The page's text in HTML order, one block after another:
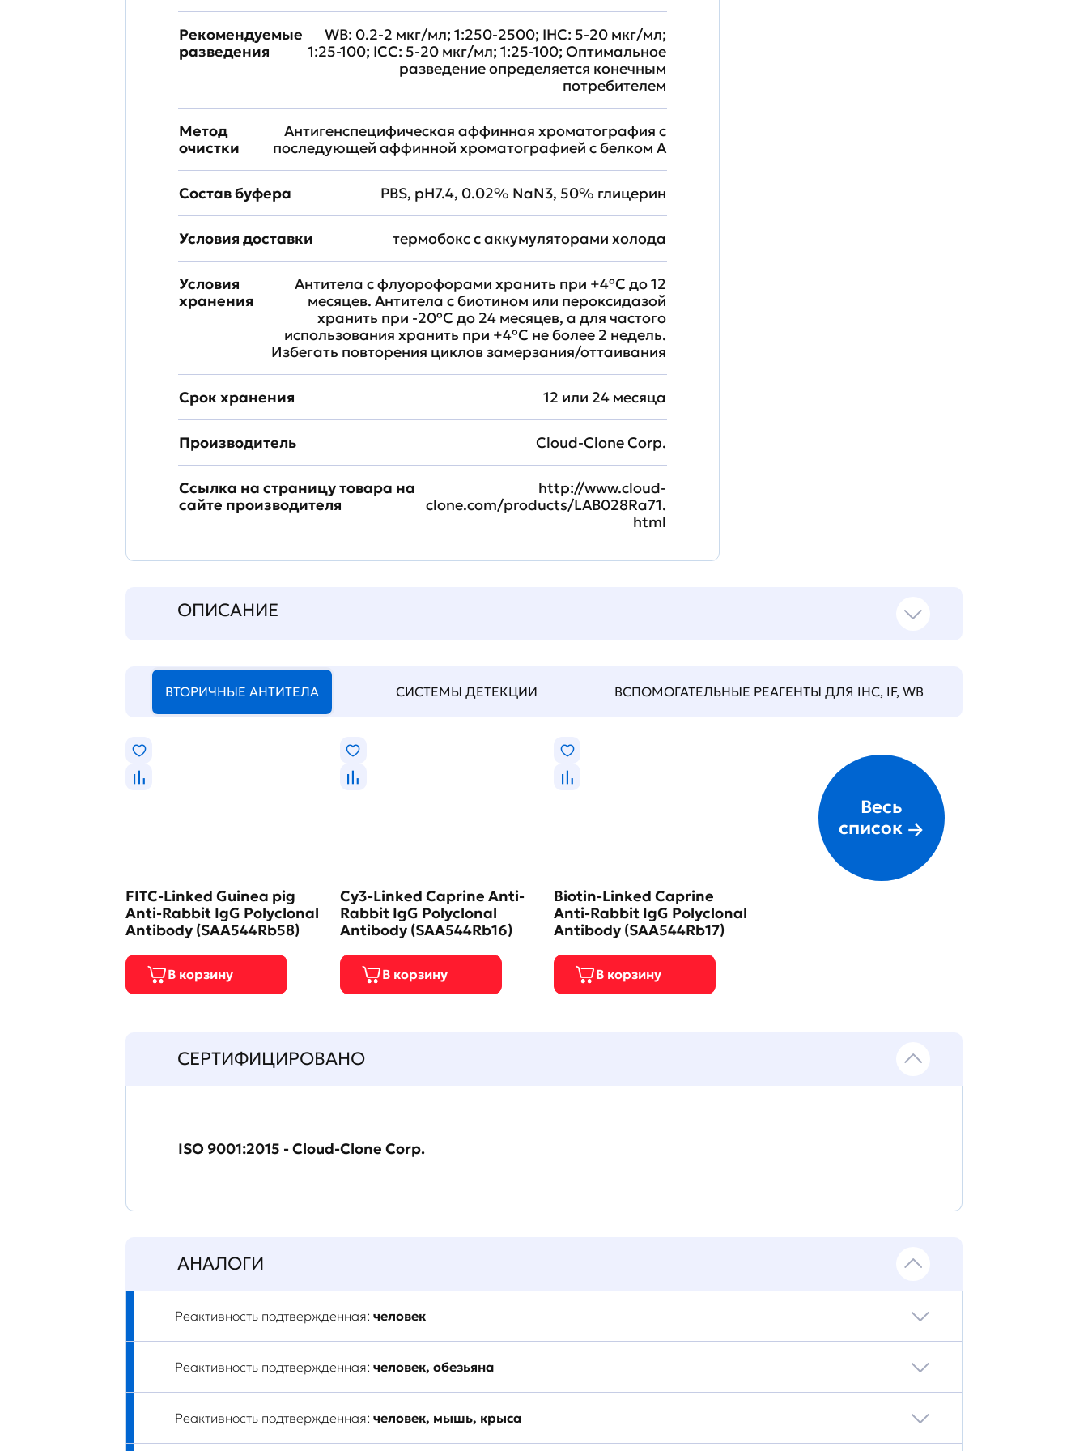
Рекомендуемые
разведения
WB: 0.2-2 мкг/мл; 1:250-2500; IHC: 5-20 мкг/мл;
1:25-100; ICC: 5-20 мкг/мл; 1:25-100; Оптимальное
разведение определяется конечным
потребителем
Метод
очистки
Антигенспецифическая аффинная хроматография с
последующей аффинной хроматографией с белком А
Состав буфера PBS, pH7.4, 0.02% NaN3, 50% глицерин
Условия доставки термобокс с аккумуляторами холода
Условия
хранения
Антитела с флуорофорами хранить при +4ºС до 12
месяцев. Антитела с биотином или пероксидазой
хранить при -20ºС до 24 месяцев, а для частого
использования хранить при +4ºС не более 2 недель.
Избегать повторения циклов замерзания/оттаивания
Срок хранения 12 или 24 месяца
Производитель Cloud-Clone Corp.
Ссылка на страницу товара на
сайте производителя
http://www.cloud-
clone.com/products/LAB028Ra71.
html
ОПИСАНИЕ
ВТОРИЧНЫЕ АНТИТЕЛА СИСТЕМЫ ДЕТЕКЦИИ ВСПОМОГАТЕЛЬНЫЕ РЕАГЕНТЫ ДЛЯ IHC, IF, WB
FITC-Linked Guinea pig
Anti-Rabbit IgG Polyclonal
Antibody (SAA544Rb58)
Cy3-Linked Caprine Anti-
Rabbit IgG Polyclonal
Antibody (SAA544Rb16)
Biotin-Linked Caprine
Anti-Rabbit IgG Polyclonal
Antibody (SAA544Rb17)
Весь
список
СЕРТИФИЦИРОВАНО
ISO 9001:2015 - Cloud-Clone Corp.
АНАЛОГИ
Реактивность подтвержденная: человек
Реактивность подтвержденная: человек, обезьяна
Реактивность подтвержденная: человек, мышь, крыса